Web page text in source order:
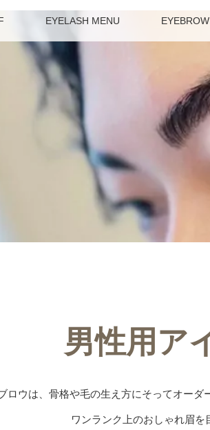
EYELASH MENU
男性用ア
ロウは、骨格や毛の生え方にそってオーダ
ワンランク上のおしゃれ眉を